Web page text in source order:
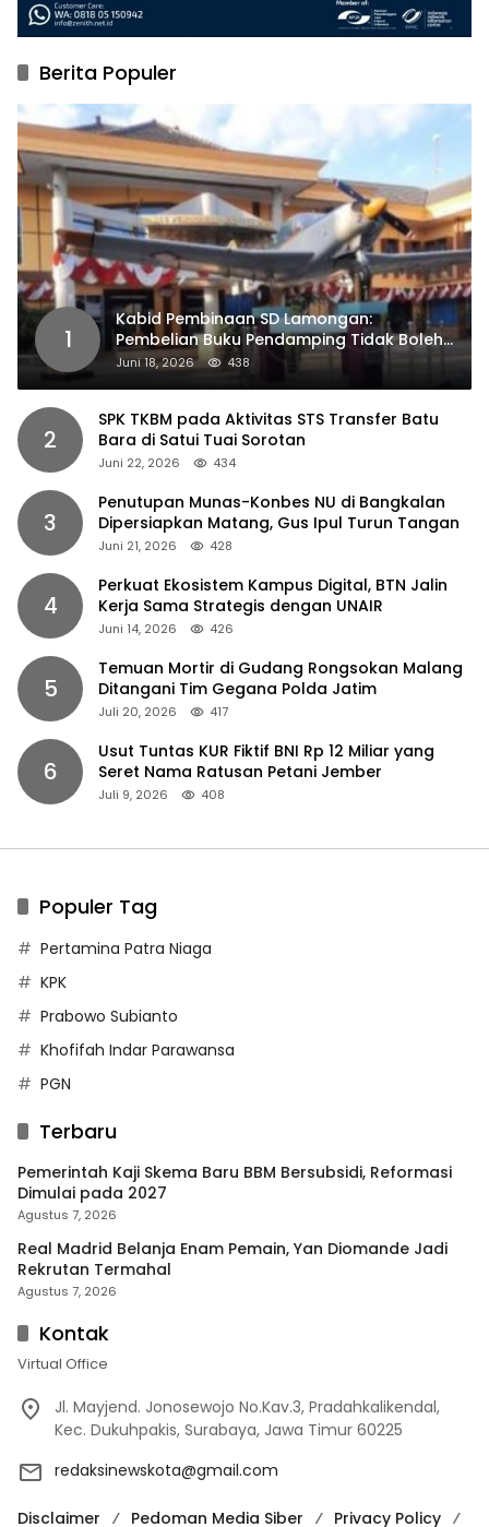
Berita Populer
1
Kabid Pembinaan SD Lamongan:
Pembelian Buku Pendamping Tidak Boleh
Dipaksakan
Juni 18, 2026 438
2
SPK TKBM pada Aktivitas STS Transfer Batu
Bara di Satui Tuai Sorotan
Juni 22, 2026 434
3
Penutupan Munas-Konbes NU di Bangkalan
Dipersiapkan Matang, Gus Ipul Turun Tangan
Juni 21, 2026 428
4
Perkuat Ekosistem Kampus Digital, BTN Jalin
Kerja Sama Strategis dengan UNAIR
Juni 14, 2026 426
5
Temuan Mortir di Gudang Rongsokan Malang
Ditangani Tim Gegana Polda Jatim
Juli 20, 2026 417
6
Usut Tuntas KUR Fiktif BNI Rp 12 Miliar yang
Seret Nama Ratusan Petani Jember
Juli 9, 2026 408
Populer Tag
Pertamina Patra Niaga
KPK
Prabowo Subianto
Khofifah Indar Parawansa
PGN
Terbaru
Pemerintah Kaji Skema Baru BBM Bersubsidi, Reformasi
Dimulai pada 2027
Agustus 7, 2026
Real Madrid Belanja Enam Pemain, Yan Diomande Jadi
Rekrutan Termahal
Agustus 7, 2026
Kontak
Virtual Office
Jl. Mayjend. Jonosewojo No.Kav.3, Pradahkalikendal,
Kec. Dukuhpakis, Surabaya, Jawa Timur 60225
redaksinewskota@gmail.com
Disclaimer Pedoman Media Siber Privacy Policy